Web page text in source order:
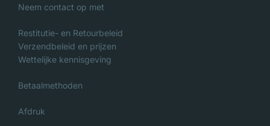
Neem contact op met
Restitutie- en Retourbeleid
Verzendbeleid en prijzen
Wettelijke kennisgeving
Betaalmethoden
Afdruk